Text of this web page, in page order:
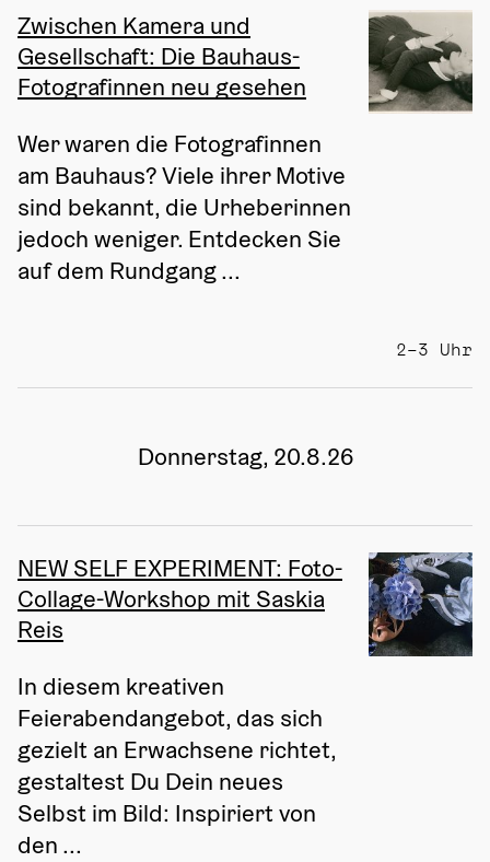
Zwischen Kamera und
Gesellschaft: Die Bauhaus-
Fotografinnen neu gesehen
Wer waren die Fotografinnen
am Bauhaus? Viele ihrer Motive
sind bekannt, die Urheberinnen
jedoch weniger. Entdecken Sie
auf dem Rundgang ...
2–3 Uhr
Donnerstag, 20.8.26
NEW SELF EXPERIMENT: Foto-
Collage-Workshop mit Saskia
Reis
In diesem kreativen
Feierabendangebot, das sich
gezielt an Erwachsene richtet,
gestaltest Du Dein neues
Selbst im Bild: Inspiriert von
den ...